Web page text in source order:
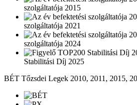
szolgáltatója 2015
szolgáltatója 2021
szolgáltatója 2024
Stabilitási Díj 2025
BÉT Tőzsdei Legek 2010, 2011, 2015,